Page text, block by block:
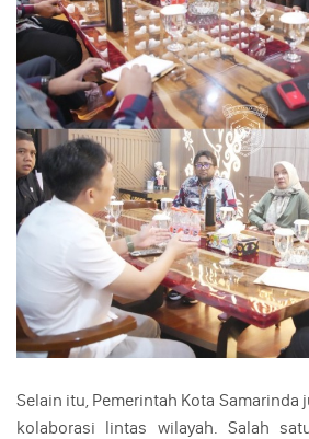
Selain itu, Pemerintah Kota Samarinda
kolaborasi lintas wilayah. Salah